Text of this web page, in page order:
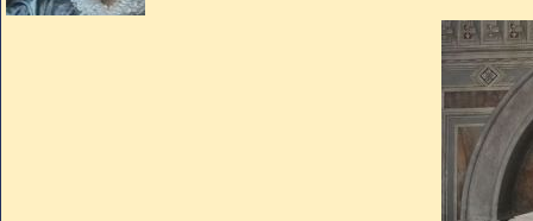
exil après la chute de l'Empire.
Après la mort de son mari,
qu’elle était enceinte, elle
chemin du retour à Sarzana.
Elle repose toujours auprès